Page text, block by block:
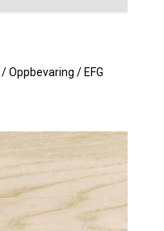
/ Oppbevaring /EFG